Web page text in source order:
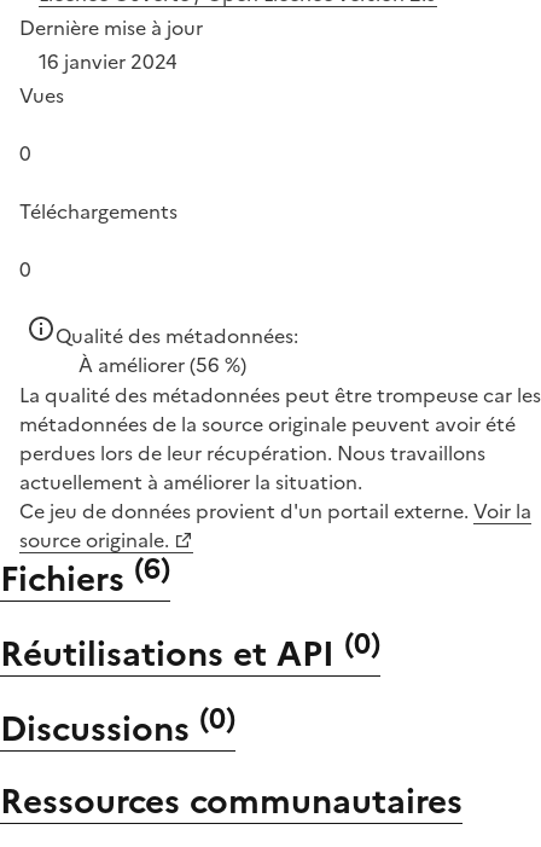
Dernière mise à jour
16 janvier 2024
Vues
0
Téléchargements
0
Qualité des métadonnées:
À améliorer(56 %)
La qualité des métadonnées peut être trompeuse car les
métadonnées de la source originale peuvent avoir été
perdues lors de leur récupération. Nous travaillons
actuellement à améliorer la situation.
Ce jeu de données provient d'un portail externe. Voir la
source originale.
Fichiers (6)
Réutilisations et API (0)
Discussions (0)
Ressources communautaires